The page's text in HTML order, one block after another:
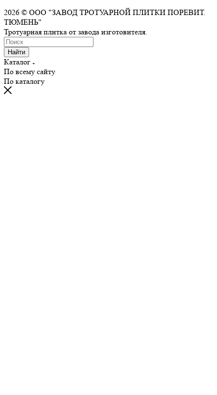
2026 © ООО "ЗАВОД ТРОТУАРНОЙ ПЛИТКИ ПОРЕВИТ.
ТЮМЕНЬ"
Тротуарная плитка от завода изготовителя.
Найти
Каталог
По всему сайту
По каталогу